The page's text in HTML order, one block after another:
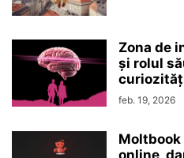
Zona de
şi rolul
feb. 19, 2026
Moltbook
online,